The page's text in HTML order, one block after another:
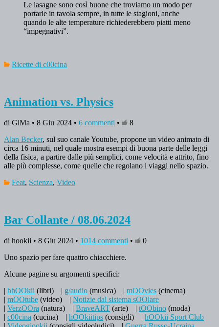
Le lasagne sono così buone che troviamo un modo per
portarle in tavola sempre, in tutte le stagioni, anche
quando le alte temperature richiederebbero piatti meno
“impegnativi”.
Ricette di c00cina
Animation vs. Physics
di GiMa • 8 Giu 2024 • 6 commenti •
8
Alan Becker, sul suo canale Youtube, propone un video animato di
circa 16 minuti, nel quale mostra esempi di buona parte delle leggi
della fisica, a partire dalle più semplici, come velocità e attrito, fino
alle più complesse, come quelle che regolano i viaggi nello spazio.
Feat, Scienza, Video
Bar Collante / 08.06.2024
di hookii • 8 Giu 2024 • 1014 commenti •
0
Uno spazio per fare quattro chiacchiere.
Alcune pagine su argomenti specifici:
| bhOOkii (libri) | g/audio (musica) | mOOvies (cinema)
| mOOtube (video) | Notizie dal sistema sOOlare
| VerzOOra (natura) | BraveART (arte) | tOObino (moda)
| c00cina (cucina) | hOOkiitips (consigli) | hOOkii Sport Club